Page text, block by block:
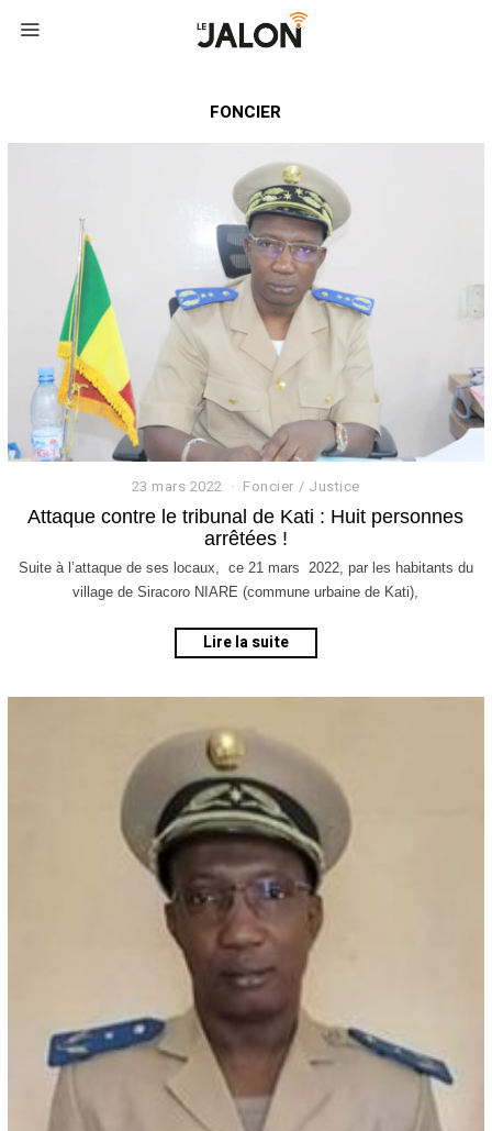
FONCIER
23 mars 2022
m
a
s
0
2
2
Foncier / Justice
Attaque contre le tribunal de Kati : Huit personnes
arrêtées !
Suite à l’attaque de ses locaux, ce 21 mars 2022, par les habitants du
village de Siracoro NIARE (commune urbaine de Kati),
Lire la suite